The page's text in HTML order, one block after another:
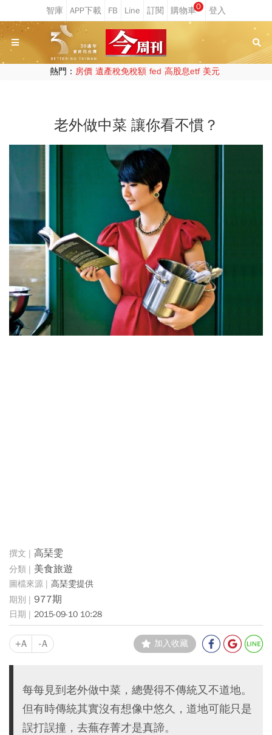
0
熱門： 房價 遺產稅免稅額 fed 高股息etf 美元
老外做中菜 讓你看不慣？
高琹雯
美食旅遊
高琹雯提供
977期
2015-09-10 10:28
+A -A 加入收藏
每每見到老外做中菜，總覺得不傳統又不道地。
但有時傳統其實沒有想像中悠久，道地可能只是
誤打誤撞，去蕪存菁才是真諦。